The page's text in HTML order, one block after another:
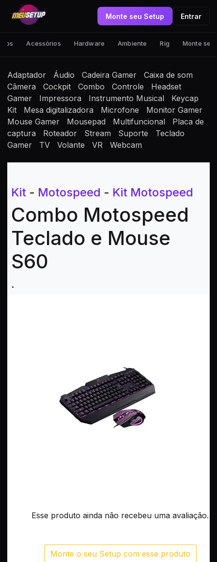
Monte seu Setup Entrar
Acessórios Hardware Ambiente Rig Monte seu
Adaptador Áudio Cadeira Gamer
Caixa de som
Câmera
Cockpit Combo Controle
Headset
Gamer
Impressora Instrumento Musical
Keycap
Kit
Mesa digitalizadora Microfone
Monitor Gamer
Mouse Gamer
Mousepad Multifuncional
Placa de
captura
Roteador Stream Suporte
Teclado
Gamer
TV Volante VR Webcam
Kit - Motospeed - Kit Motospeed
Combo Motospeed
Teclado e Mouse
S60
.
Esse produto ainda não recebeu uma avaliação.
Monte o seu Setup com esse produto